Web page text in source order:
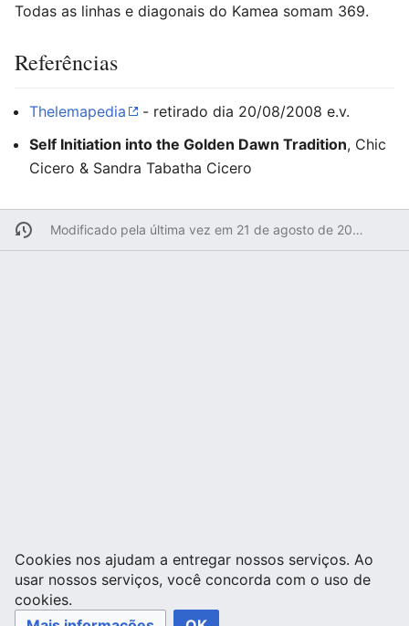
Todas as linhas e diagonais do Kamea somam 369.
Referências
Thelemapedia
- retirado dia 20/08/2008 e.v.
Self Initiation into the Golden Dawn Tradition, Chic
Cicero & Sandra Tabatha Cicero
Modificado pela última vez em 21 de agosto de 2008 às 14h09min
Cookies nos ajudam a entregar nossos serviços. Ao
usar nossos serviços, você concorda com o uso de
cookies.